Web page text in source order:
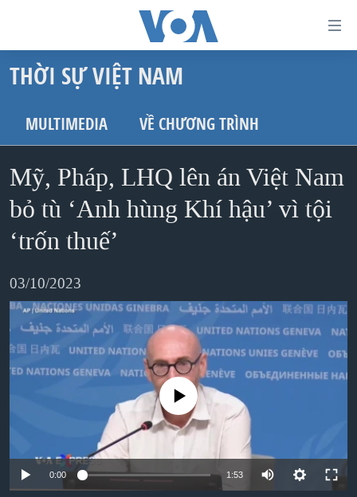
dẫn
truy
cập
dung
chính
Tới
hướng
chính
Đi
tới
"Tìm"
TRANG CHỦ
VIỆT NAM
HOA KỲ
BIỂN ĐÔNG
THẾ GIỚI
BLOG
MỤC
TỰ DO BÁO CHÍ
VẠCH TRẦN TIN GIẢ
NGƯỜI VIỆT HẢI NGOẠI
KHOA HỌC
SỨC KHOẺ
CHUYÊN ĐỀ
CHIẾN TRANH THƯƠNG MẠI CỦA MỸ: QUÁ KHỨ VÀ HIỆN
HÀNH TRÌNH BẦU CỬ 2024
MỘT NĂM CHIẾN TRANH TẠI DẢI GAZA
GIẢI MÃ VÀNH ĐAI & CON ĐƯỜNG
NGÀY TỊ NẠN THẾ GIỚI
HỌC TIẾNG ANH
VIDEO
THỜI SỰ VIỆT NAM
MULTIMEDIA VỀ CHƯƠNG TRÌNH
Mỹ, Pháp, LHQ lên án Việt Nam
bỏ tù ‘Anh hùng Khí hậu’ vì tội
‘trốn thuế’
03/10/2023
No media source currently available
0:00 1:53